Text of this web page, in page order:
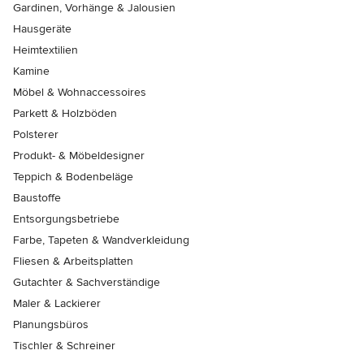
Gardinen, Vorhänge & Jalousien
Hausgeräte
Heimtextilien
Kamine
Möbel & Wohnaccessoires
Parkett & Holzböden
Polsterer
Produkt- & Möbeldesigner
Teppich & Bodenbeläge
Baustoffe
Entsorgungsbetriebe
Farbe, Tapeten & Wandverkleidung
Fliesen & Arbeitsplatten
Gutachter & Sachverständige
Maler & Lackierer
Planungsbüros
Tischler & Schreiner